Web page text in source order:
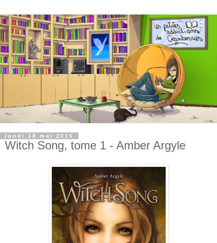
lundi 18 mai 2015
Witch Song, tome 1 - Amber Argyle